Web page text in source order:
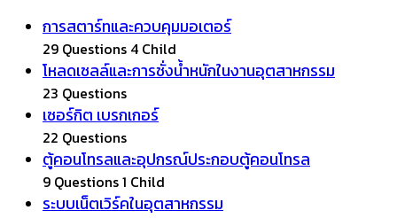
การสตาร์ทและควบคุมมอเตอร์
29 Questions 4 Child
โหลดเซลล์และการชั่งน้ำหนักในงานอุตสาหกรรม
23 Questions
เซอร์กิต เบรกเกอร์
22 Questions
ตู้คอนโทรลและอุปกรณ์ประกอบตู้คอนโทรล
9 Questions1 Child
ระบบเน็ตเวิร์คในอุตสาหกรรม